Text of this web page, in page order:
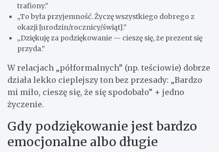
trafiony.”
„To była przyjemność. Życzę wszystkiego dobrego z
okazji [urodzin/rocznicy/świąt].”
„Dziękuję za podziękowanie — cieszę się, że prezent się
przyda.”
W relacjach „półformalnych” (np. teściowie) dobrze
działa lekko cieplejszy ton bez przesady: „Bardzo
mi miło, cieszę się, że się spodobało” + jedno
życzenie.
Gdy podziękowanie jest bardzo
emocjonalne albo długie